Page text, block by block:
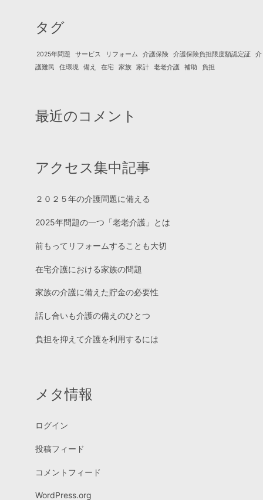
タグ
2025年問題 サービス リフォーム 介護保険 介護保険負担限度額認定証
介
護難民
住環境 備え 在宅 家族 家計 老老介護 補助 負担
最近のコメント
アクセス集中記事
２０２５年の介護問題に備える
2025年問題の一つ「老老介護」とは
前もってリフォームすることも大切
在宅介護における家族の問題
家族の介護に備えた貯金の必要性
話し合いも介護の備えのひとつ
負担を抑えて介護を利用するには
メタ情報
ログイン
投稿フィード
コメントフィード
WordPress.org